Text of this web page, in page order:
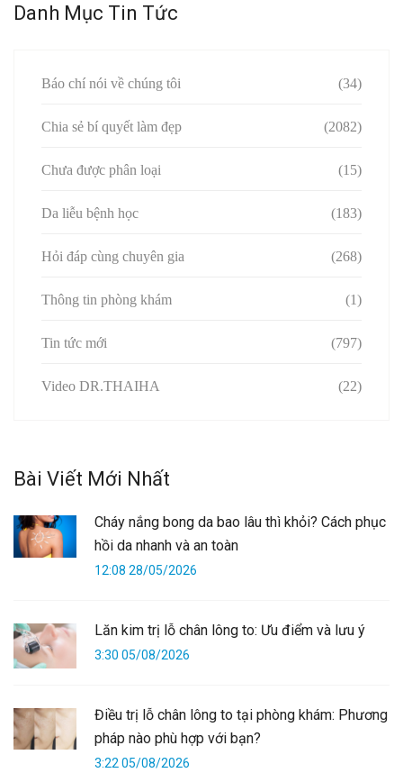
Danh Mục Tin Tức
Báo chí nói về chúng tôi (34)
Chia sẻ bí quyết làm đẹp (2082)
Chưa được phân loại (15)
Da liễu bệnh học (183)
Hỏi đáp cùng chuyên gia (268)
Thông tin phòng khám (1)
Tin tức mới (797)
Video DR.THAIHA (22)
Bài Viết Mới Nhất
Cháy nắng bong da bao lâu thì khỏi? Cách phục
hồi da nhanh và an toàn
12:08 28/05/2026
Lăn kim trị lỗ chân lông to: Ưu điểm và lưu ý
3:30 05/08/2026
Điều trị lỗ chân lông to tại phòng khám: Phương
pháp nào phù hợp với bạn?
3:22 05/08/2026